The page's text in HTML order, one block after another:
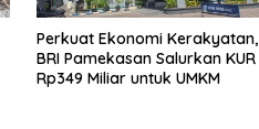
Perkuat Ekonomi Kerakyatan,
BRI Pamekasan Salurkan KUR
Rp349 Miliar untuk UMKM